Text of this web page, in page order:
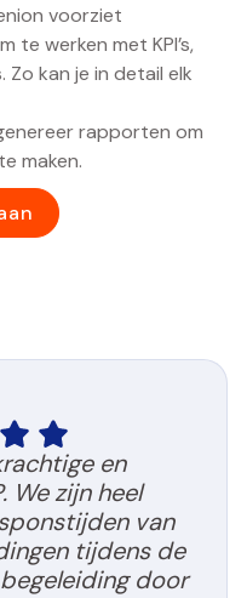
voorziet
te werken met KPI’s,
kan je in detail elk
rapporten om
maken.
en
We zijn heel
van
tijdens de
door